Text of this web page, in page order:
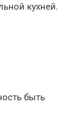
кухней.
быть